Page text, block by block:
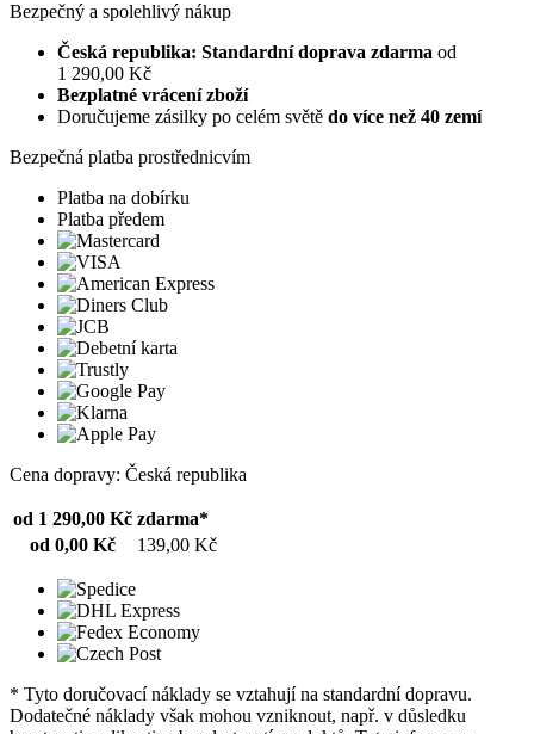
Bezpečný a spolehlivý nákup
Česká republika: Standardní doprava zdarma od
1 290,00 Kč
Bezplatné vrácení zboží
Doručujeme zásilky po celém světě do více než 40 zemí
Bezpečná platba prostřednicvím
Platba na dobírku
Platba předem
Cena dopravy: Česká republika
od 1 290,00 Kč zdarma*
od 0,00 Kč
139,00 Kč
* Tyto doručovací náklady se vztahují na standardní dopravu.
Dodatečné náklady však mohou vzniknout, např. v důsledku